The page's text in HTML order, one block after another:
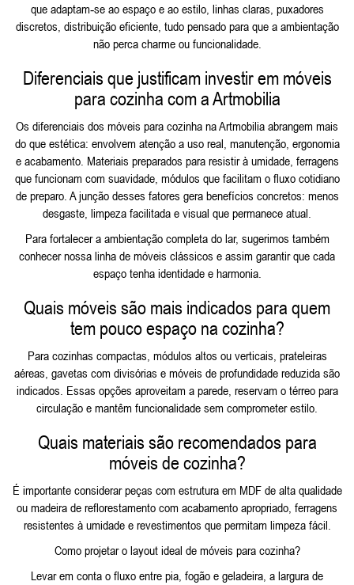
que adaptam‑se ao espaço e ao estilo, linhas claras, puxadores
discretos, distribuição eficiente, tudo pensado para que a ambientação
não perca charme ou funcionalidade.
Diferenciais que justificam investir em móveis
para cozinha com a Artmobilia
Os diferenciais dos móveis para cozinha na Artmobilia abrangem mais
do que estética: envolvem atenção a uso real, manutenção, ergonomia
e acabamento. Materiais preparados para resistir à umidade, ferragens
que funcionam com suavidade, módulos que facilitam o fluxo cotidiano
de preparo. A junção desses fatores gera benefícios concretos: menos
desgaste, limpeza facilitada e visual que permanece atual.
Para fortalecer a ambientação completa do lar, sugerimos também
conhecer nossa linha de móveis clássicos e assim garantir que cada
espaço tenha identidade e harmonia.
Quais móveis são mais indicados para quem
tem pouco espaço na cozinha?
Para cozinhas compactas, módulos altos ou verticais, prateleiras
aéreas, gavetas com divisórias e móveis de profundidade reduzida são
indicados. Essas opções aproveitam a parede, reservam o térreo para
circulação e mantêm funcionalidade sem comprometer estilo.
Quais materiais são recomendados para
móveis de cozinha?
É importante considerar peças com estrutura em MDF de alta qualidade
ou madeira de reflorestamento com acabamento apropriado, ferragens
resistentes à umidade e revestimentos que permitam limpeza fácil.
Como projetar o layout ideal de móveis para cozinha?
Levar em conta o fluxo entre pia, fogão e geladeira, a largura de